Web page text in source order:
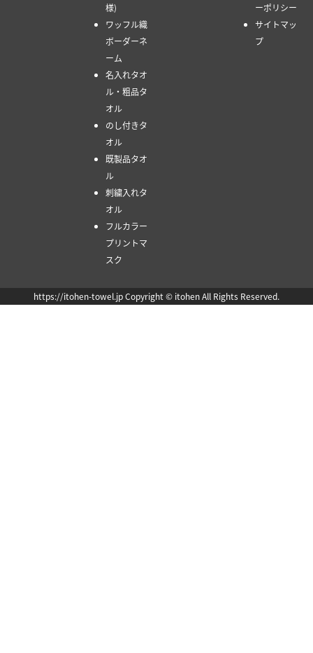
様)
ワッフル織
ボーダーネ
ーム
名入れタオ
ル・粗品タ
オル
のし付きタ
オル
既製品タオ
ル
刺繍入れタ
オル
フルカラー
プリントマ
スク
ーポリシー
サイトマッ
プ
https://itohen-towel.jp Copyright © itohen All Rights Reserved.